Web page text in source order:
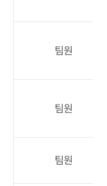
팀원
팀원
팀원